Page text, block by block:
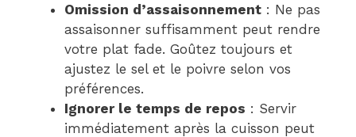
Omission d’assaisonnement : Ne pas
assaisonner suffisamment peut rendre
votre plat fade. Goûtez toujours et
ajustez le sel et le poivre selon vos
préférences.
Ignorer le temps de repos : Servir
immédiatement après la cuisson peut